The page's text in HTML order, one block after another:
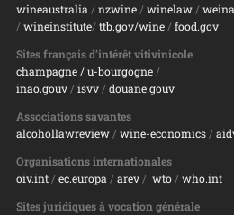
wineaustralia / nzwine/ winelaw/
/ wineinstitute/ ttb.gov/wine/ food.gov
Sites français d’intérêt vitivinicole
champagne/ u-bourgogne/
inao.gouv/ isvv/ douane.gouv
Associations savantes
alcohollawreview/ wine-economics/
Organisations internationales
oiv.int/ ec.europa / arev/ wto/ who.int
Sites juridiques à vocation générale